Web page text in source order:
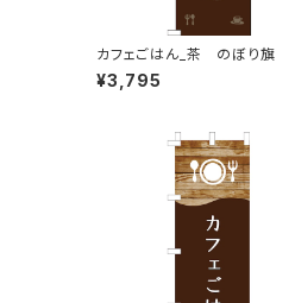
カフェごはん_茶 のぼり旗
¥3,795